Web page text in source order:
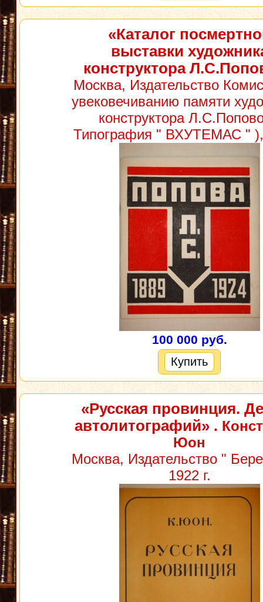
«Каталог
выставки
конструктора
Москва, Издательство
увековечиванию памяти
конструктора
Типография " ВХУТЕМАС " ),
100 000 руб.
Купить
«Русская провинция.
автолитографий» .
Юон
Москва, Издательство "
1922 г.